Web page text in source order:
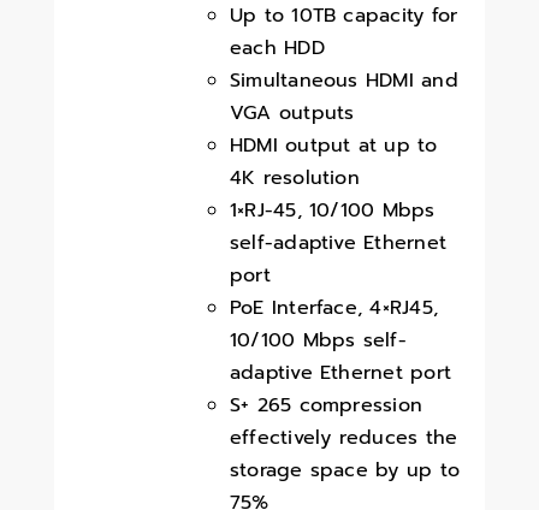
Up to 10TB capacity for
each HDD
Simultaneous HDMI and
VGA outputs
HDMI output at up to
4K resolution
1×RJ-45, 10/100 Mbps
self-adaptive Ethernet
port
PoE Interface, 4×RJ45,
10/100 Mbps self-
adaptive Ethernet port
S+ 265 compression
effectively reduces the
storage space by up to
75%